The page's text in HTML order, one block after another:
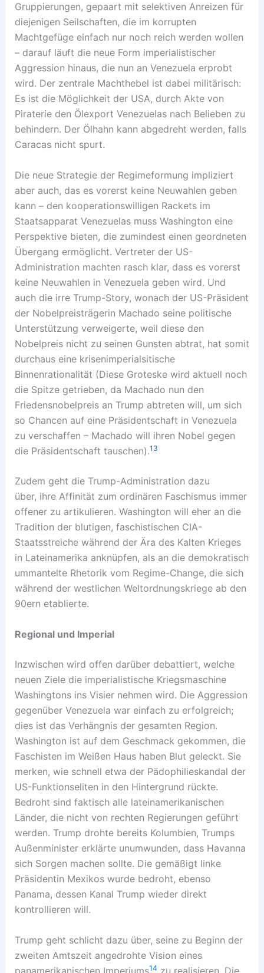
Gruppierungen, gepaart mit selektiven Anreizen für
diejenigen Seilschaften, die im korrupten
Machtgefüge einfach nur noch reich werden wollen
– darauf läuft die neue Form imperialistischer
Aggression hinaus, die nun an Venezuela erprobt
wird. Der zentrale Machthebel ist dabei militärisch:
Es ist die Möglichkeit der USA, durch Akte von
Piraterie den Ölexport Venezuelas nach Belieben zu
behindern. Der Ölhahn kann abgedreht werden, falls
Caracas nicht spurt.
Die neue Strategie der Regimeformung impliziert
aber auch, das es vorerst keine Neuwahlen geben
kann – den kooperationswilligen Rackets im
Staatsapparat Venezuelas muss Washington eine
Perspektive bieten, die zumindest einen geordneten
Übergang ermöglicht. Vertreter der US-
Administration machten rasch klar, dass es vorerst
keine Neuwahlen in Venezuela geben wird. Und
auch die irre Trump-Story, wonach der US-Präsident
der Nobelpreisträgerin Machado seine politische
Unterstützung verweigerte, weil diese den
Nobelpreis nicht zu seinen Gunsten abtrat, hat somit
durchaus eine krisenimperialsitische
Binnenrationalität (Diese Groteske wird aktuell noch
die Spitze getrieben, da Machado nun den
Friedensnobelpreis an Trump abtreten will, um sich
so Chancen auf eine Präsidentschaft in Venezuela
zu verschaffen – Machado will ihren Nobel gegen
die Präsidentschaft tauschen).13
Zudem geht die Trump-Administration dazu
über, ihre Affinität zum ordinären Faschismus immer
offener zu artikulieren. Washington will eher an die
Tradition der blutigen, faschistischen CIA-
Staatsstreiche während der Ära des Kalten Krieges
in Lateinamerika anknüpfen, als an die demokratisch
ummantelte Rhetorik vom Regime-Change, die sich
während der westlichen Weltordnungskriege ab den
90ern etablierte.
Regional und Imperial
Inzwischen wird offen darüber debattiert, welche
neuen Ziele die imperialistische Kriegsmaschine
Washingtons ins Visier nehmen wird. Die Aggression
gegenüber Venezuela war einfach zu erfolgreich;
dies ist das Verhängnis der gesamten Region.
Washington ist auf dem Geschmack gekommen, die
Faschisten im Weißen Haus haben Blut geleckt. Sie
merken, wie schnell etwa der Pädophilieskandal der
US-Funktionseliten in den Hintergrund rückte.
Bedroht sind faktisch alle lateinamerikanischen
Länder, die nicht von rechten Regierungen geführt
werden. Trump drohte bereits Kolumbien, Trumps
Außenminister erklärte unumwunden, dass Havanna
sich Sorgen machen sollte. Die gemäßigt linke
Präsidentin Mexikos wurde bedroht, ebenso
Panama, dessen Kanal Trump wieder direkt
kontrollieren will.
Trump geht schlicht dazu über, seine zu Beginn der
zweiten Amtszeit angedrohte Vision eines
14